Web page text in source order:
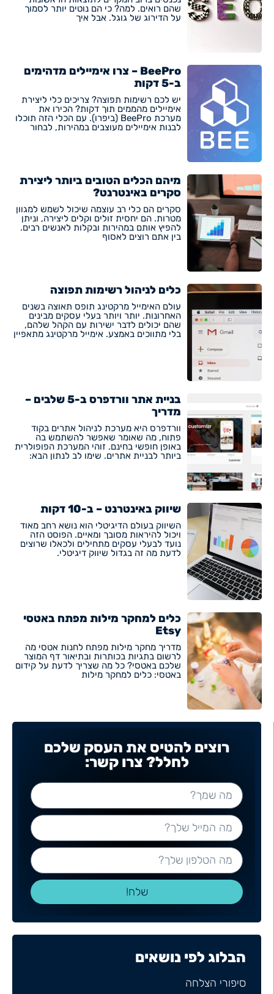
שהם רואים. למה? כי הם נוטים יותר לסמוך
על הדירוג של גוגל. אבל איך
BeePro – צרו אימיילים מדהימים
ב-5 דקות
יש לכם רשימות תפוצה? צריכים כלי ליצירת
אימיילים מהממים תוך דקות? הכירו את
מערכת BeePro (ביפרו). עם הכלי הזה תוכלו
לבנות אימיילים מעוצבים במהירות, לבחור
מיהם הכלים הטובים ביותר ליצירת
סקרים באינטרנט?
סקרים הם כלי רב עוצמה שיכול לשמש למגוון
מטרות. הם יחסית זולים וקלים ליצירה, וניתן
להפיץ אותם במהירות ובקלות לאנשים רבים.
בין אתם רוצים לאסוף
כלים לניהול רשימות תפוצה
עולם האימייל מרקטינג תופס תאוצה בשנים
האחרונות. יותר ויותר בעלי עסקים מבינים
שהם יכולים לדבר ישירות עם הקהל שלהם,
בלי מתווכים באמצע. אימייל מרקטינג מתאפיין
בניית אתר וורדפרס ב-5 שלבים –
מדריך
וורדפרס היא מערכת לניהול אתרים בקוד
פתוח, מה שאומר שאפשר להשתמש בה
באופן חופשי בחינם. זוהי המערכת הפופולרית
ביותר לבניית אתרים. שימו לב לנתון הבא:
שיווק באינטרנט – ב-10 דקות
השיווק בעולם הדיגיטלי הוא נושא רחב מאוד
ויכול להיראות מסובך ומאיים. הפוסט הזה
נועד לבעלי עסקים מתחילים ולכאלו שרוצים
לדעת מה זה בגדול שיווק דיגיטלי.
כלים למחקר מילות מפתח באטסי
Etsy
מדריך מחקר מילות מפתח לחנות אטסי מה
לרשום בתגיות בכותרות ובתיאור דף המוצר
שלכם באטסי? כל מה שצריך לדעת על קידום
באטסי: כלים למחקר מילות
רוצים להטיס את העסק שלכם
לחלל? צרו קשר:
שלח!
הבלוג לפי נושאים
סיפורי הצלחה